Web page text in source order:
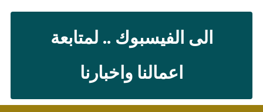
الى الفيسبوك .. لمتابعة
اعمالنا واخبارنا